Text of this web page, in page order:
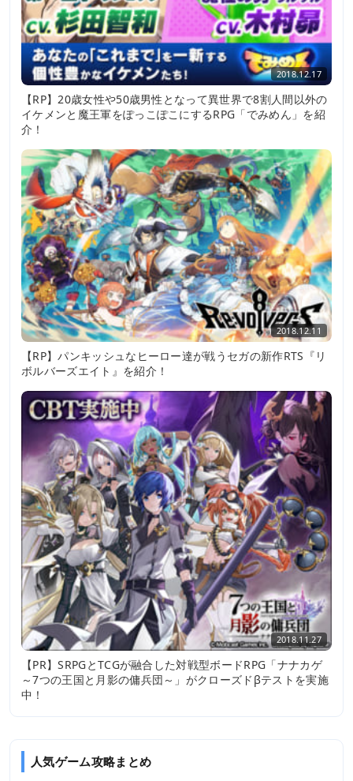
2018.12.17
【RP】20歳女性や50歳男性となって異世界で8割人間以外の
イケメンと魔王軍をぽっこぽこにするRPG「でみめん」を紹
介！
2018.12.11
【RP】パンキッシュなヒーロー達が戦うセガの新作RTS『リ
ボルバーズエイト』を紹介！
2018.11.27
【PR】SRPGとTCGが融合した対戦型ボードRPG「ナナカゲ
～7つの王国と月影の傭兵団～」がクローズドβテストを実施
中！
人気ゲーム攻略まとめ